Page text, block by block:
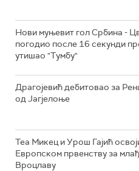
Нови муњевит гол Србина -
погодио после 16 секунди
утишао "Тумбу"
Драгојевић дебитовао за
од Јагјелоње
Теа Микец и Урош Гајић
Европском првенству за
Вроцлаву